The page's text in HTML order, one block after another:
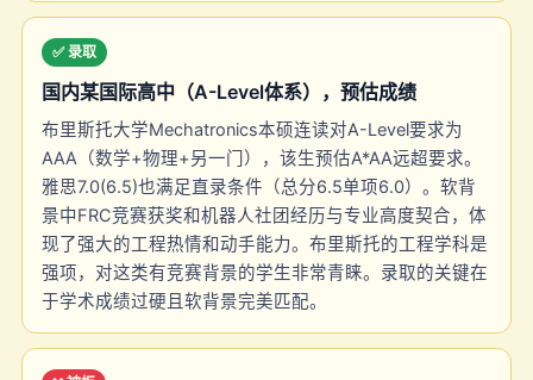
✅ 录取
国内某国际高中（A-Level体系），预估成绩
布里斯托大学Mechatronics本硕连读对A-Level要求为
AAA（数学+物理+另一门），该生预估A*AA远超要求。
雅思7.0(6.5)也满足直录条件（总分6.5单项6.0）。软背
景中FRC竞赛获奖和机器人社团经历与专业高度契合，体
现了强大的工程热情和动手能力。布里斯托的工程学科是
强项，对这类有竞赛背景的学生非常青睐。录取的关键在
于学术成绩过硬且软背景完美匹配。